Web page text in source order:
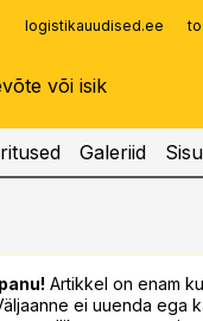
logistikauudised.ee
Infopank
Galeriid
Artikkel on enam
ei uuenda ega